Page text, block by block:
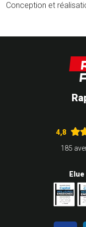
Conception et
4,8
185